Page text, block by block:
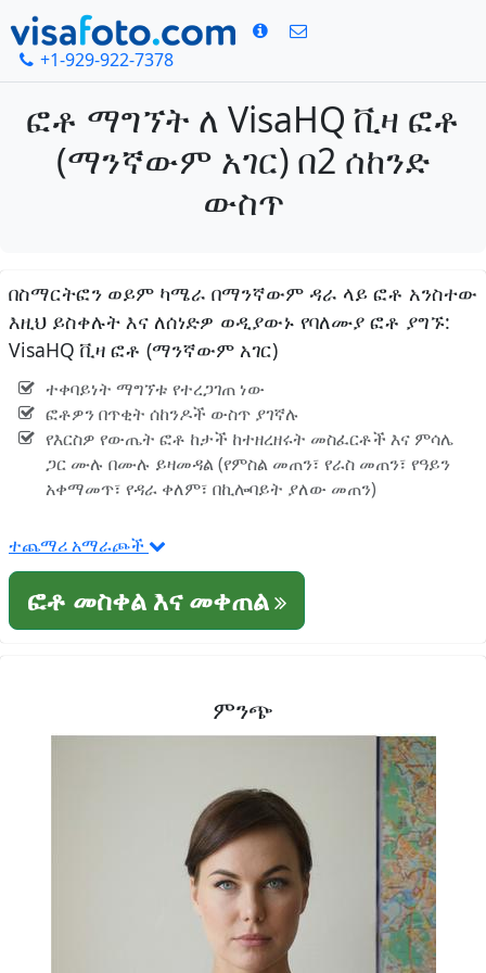
+1-929-922-7378
ፎቶ ማግኘት ለ VisaHQ ቪዛ ፎቶ
(ማንኛውም አገር) በ2 ሰከንድ
ውስጥ
በስማርትፎን ወይም ካሜራ በማንኛውም ዳራ ላይ ፎቶ አንስተው
እዚህ ይስቀሉት እና ለሰነድዎ ወዲያውኑ የባለሙያ ፎቶ ያግኙ:
VisaHQ ቪዛ ፎቶ (ማንኛውም አገር)
ተቀባይነት ማግኘቱ የተረጋገጠ ነው
ፎቶዎን በጥቂት ሰከንዶች ውስጥ ያገኛሉ
የእርስዎ የውጤት ፎቶ ከታች ከተዘረዘሩት መስፈርቶች እና ምሳሌ
ጋር ሙሉ በሙሉ ይዛመዳል (የምስል መጠን፣ የራስ መጠን፣ የዓይን
አቀማመጥ፣ የዳራ ቀለም፣ በኪሎባይት ያለው መጠን)
ተጨማሪ አማራጮች
ፎቶ መስቀል እና መቀጠል
ምንጭ